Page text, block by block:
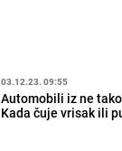
03.12.23. 09:55
Automobili iz ne
Kada čuje vrisak ili